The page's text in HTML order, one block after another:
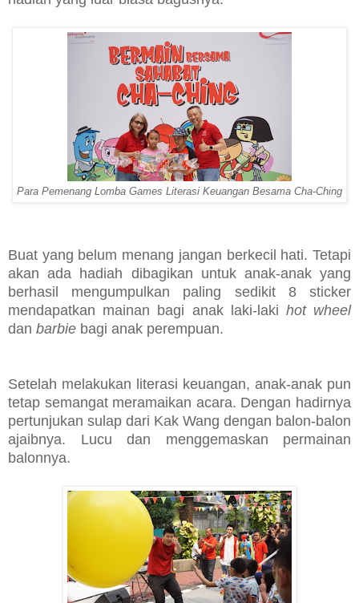
Para Pemenang Lomba Games Literasi Keuangan Besama Cha-Ching
Buat yang belum menang jangan berkecil hati. Tetapi
akan ada hadiah dibagikan untuk anak-anak yang
berhasil mengumpulkan paling sedikit 8 sticker
mendapatkan mainan bagi anak laki-laki hot wheel
dan barbie bagi anak perempuan.
Setelah melakukan literasi keuangan, anak-anak pun
tetap semangat meramaikan acara. Dengan hadirnya
pertunjukan sulap dari Kak Wang dengan balon-balon
ajaibnya. Lucu dan menggemaskan permainan
balonnya.